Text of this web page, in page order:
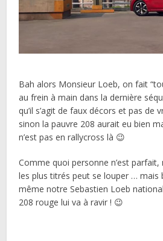
Bah alors Monsieur Loeb, on fait
au frein à main dans la dernière
qu’il s’agit de faux décors et pas de
sinon la pauvre 208 aurait eu bien
n’est pas en rallycross là 😉
Comme quoi personne n’est
les plus titrés peut se louper … mais
même notre Sebastien Loeb
208 rouge lui va à ravir ! 😉